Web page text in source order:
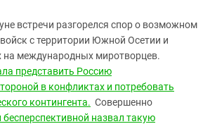
встречи разгорелся спор о возможном
с территории Южной Осетии и
на международных миротворцев.
представить Россию
в конфликтах и потребовать
контингента. Совершенно
бесперспективной назвал такую